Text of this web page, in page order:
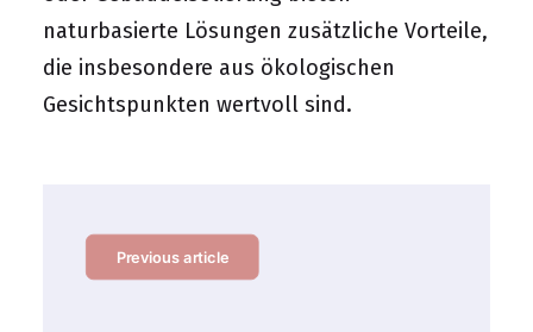
naturbasierte Lösungen zusätzliche Vorteile,
die insbesondere aus ökologischen
Gesichtspunkten wertvoll sind.
Previous article